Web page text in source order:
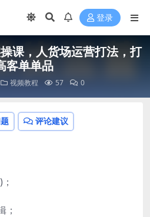
登录
课，人货场运营打法，打
客单单品
视频教程 57 0
评论建议
；